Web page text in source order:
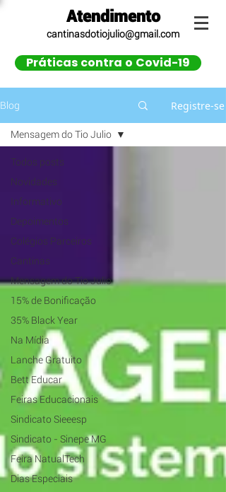
Atendimento
cantinasdotiojulio@gmail.com
Práticas contra o Covid-19
Blog Registre-se
Todos posts
Novidades
Informativo
Depoimentos
Colégios Parceiros
Cantinas
Mensagem do Tio Julio
15% de Bonificação
35% Black Year
Na Mídia
Lanche Gratuito
Bett Educar
Feiras Educacionais
Sindicato Sieeesp
Sindicato - Sinepe MG
Feira NatualTech
Dias Especiais
Mensagem do Tio Julio